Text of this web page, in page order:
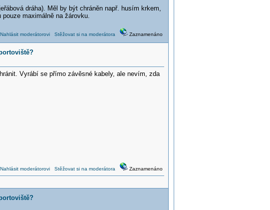
dráha). Měl by být chráněn např. husím krkem,
maximálně na žárovku.
Nahlásit moderátorovi Stěžovat si na moderátora Zaznamenáno
Vyrábí se přímo závěsné kabely, ale nevím, zda
Nahlásit moderátorovi Stěžovat si na moderátora Zaznamenáno